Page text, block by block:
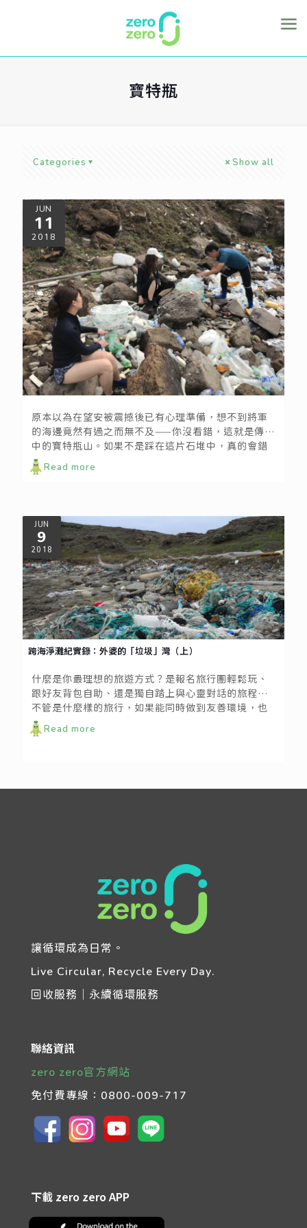
寶特瓶
Categories Show all
JUN
11
2018
跨海淨灘紀實錄：外婆的「垃圾」灣（下）
原本以為在望安被震撼後已有心理準備，想不到將軍
的海邊竟然有過之而無不及——你沒看錯，這就是傳說
中的寶特瓶山。如果不是踩在這片石堆中，真的會錯
以為來到某個回收站，因為這裡完全被寶特瓶塞滿，
只差沒有打開瓶蓋再壓扁而已。
Read more
JUN
9
2018
跨海淨灘紀實錄：外婆的「垃圾」灣（上）
什麼是你最理想的旅遊方式？是報名旅行團輕鬆玩、
跟好友背包自助、還是獨自踏上與心靈對話的旅程？
不管是什麼樣的旅行，如果能同時做到友善環境，也
許能讓每一次的旅程更加美好。今年五月初，我們跟
著海湧工作室來到澎湖，參與了屠龍計劃在望安與將
Read more
讓循環成為日常。
Live Circular, Recycle Every Day.
回收服務｜永續循環服務
聯絡資訊
zero zero官方網站
免付費專線： 0800-009-717
下載 zero zero APP